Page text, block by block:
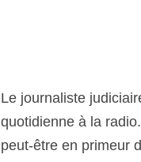
Le journaliste
quotidienne à la
peut-être en primeur